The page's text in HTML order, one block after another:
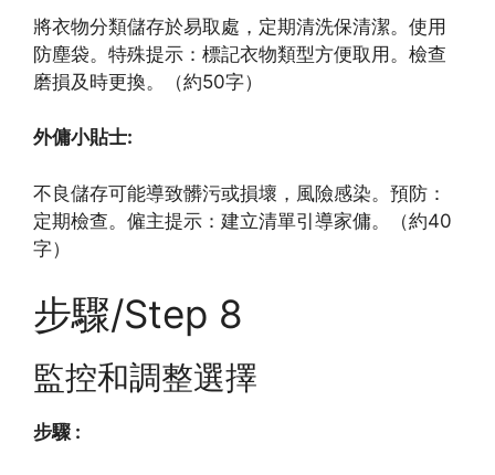
將衣物分類儲存於易取處，定期清洗保清潔。使用
防塵袋。特殊提示：標記衣物類型方便取用。檢查
磨損及時更換。（約50字）
外傭小貼士:
不良儲存可能導致髒污或損壞，風險感染。預防：
定期檢查。僱主提示：建立清單引導家傭。（約40
字）
步驟/Step 8
監控和調整選擇
步驟 :